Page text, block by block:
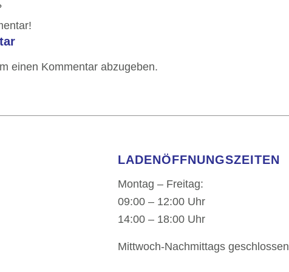
einen Kommentar abzugeben.
LADENÖFFNUNGSZEITEN
Montag – Freitag:
09:00 – 12:00 Uhr
14:00 – 18:00 Uhr
Mittwoch-Nachmittags geschlossen